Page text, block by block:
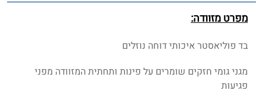
מפרט מזוודה:
בד פוליאסטר איכותי דוחה נוזלים
מגני גומי חזקים שומרים על פינות ותחתית המזוודה מפני
פגיעות